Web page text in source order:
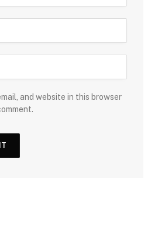
and website in this browser